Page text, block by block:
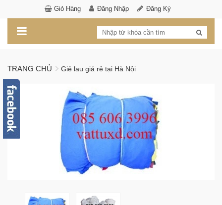
Giỏ Hàng Đăng Nhập Đăng Ký
TRANG CHỦ Giẻ lau giá rẻ tại Hà Nội